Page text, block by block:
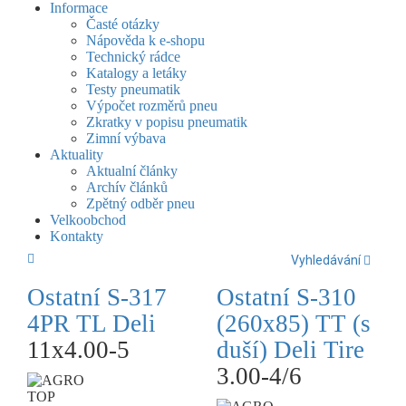
Informace
Časté otázky
Nápověda k e-shopu
Technický rádce
Katalogy a letáky
Testy pneumatik
Výpočet rozměrů pneu
Zkratky v popisu pneumatik
Zimní výbava
Aktuality
Aktualní články
Archív článků
Zpětný odběr pneu
Velkoobchod
Kontakty
Vyhledávání
Ostatní S-317
4PR TL Deli
11x4.00-5
TOP
Ostatní S-310
(260x85) TT (s
duší) Deli Tire
3.00-4/6